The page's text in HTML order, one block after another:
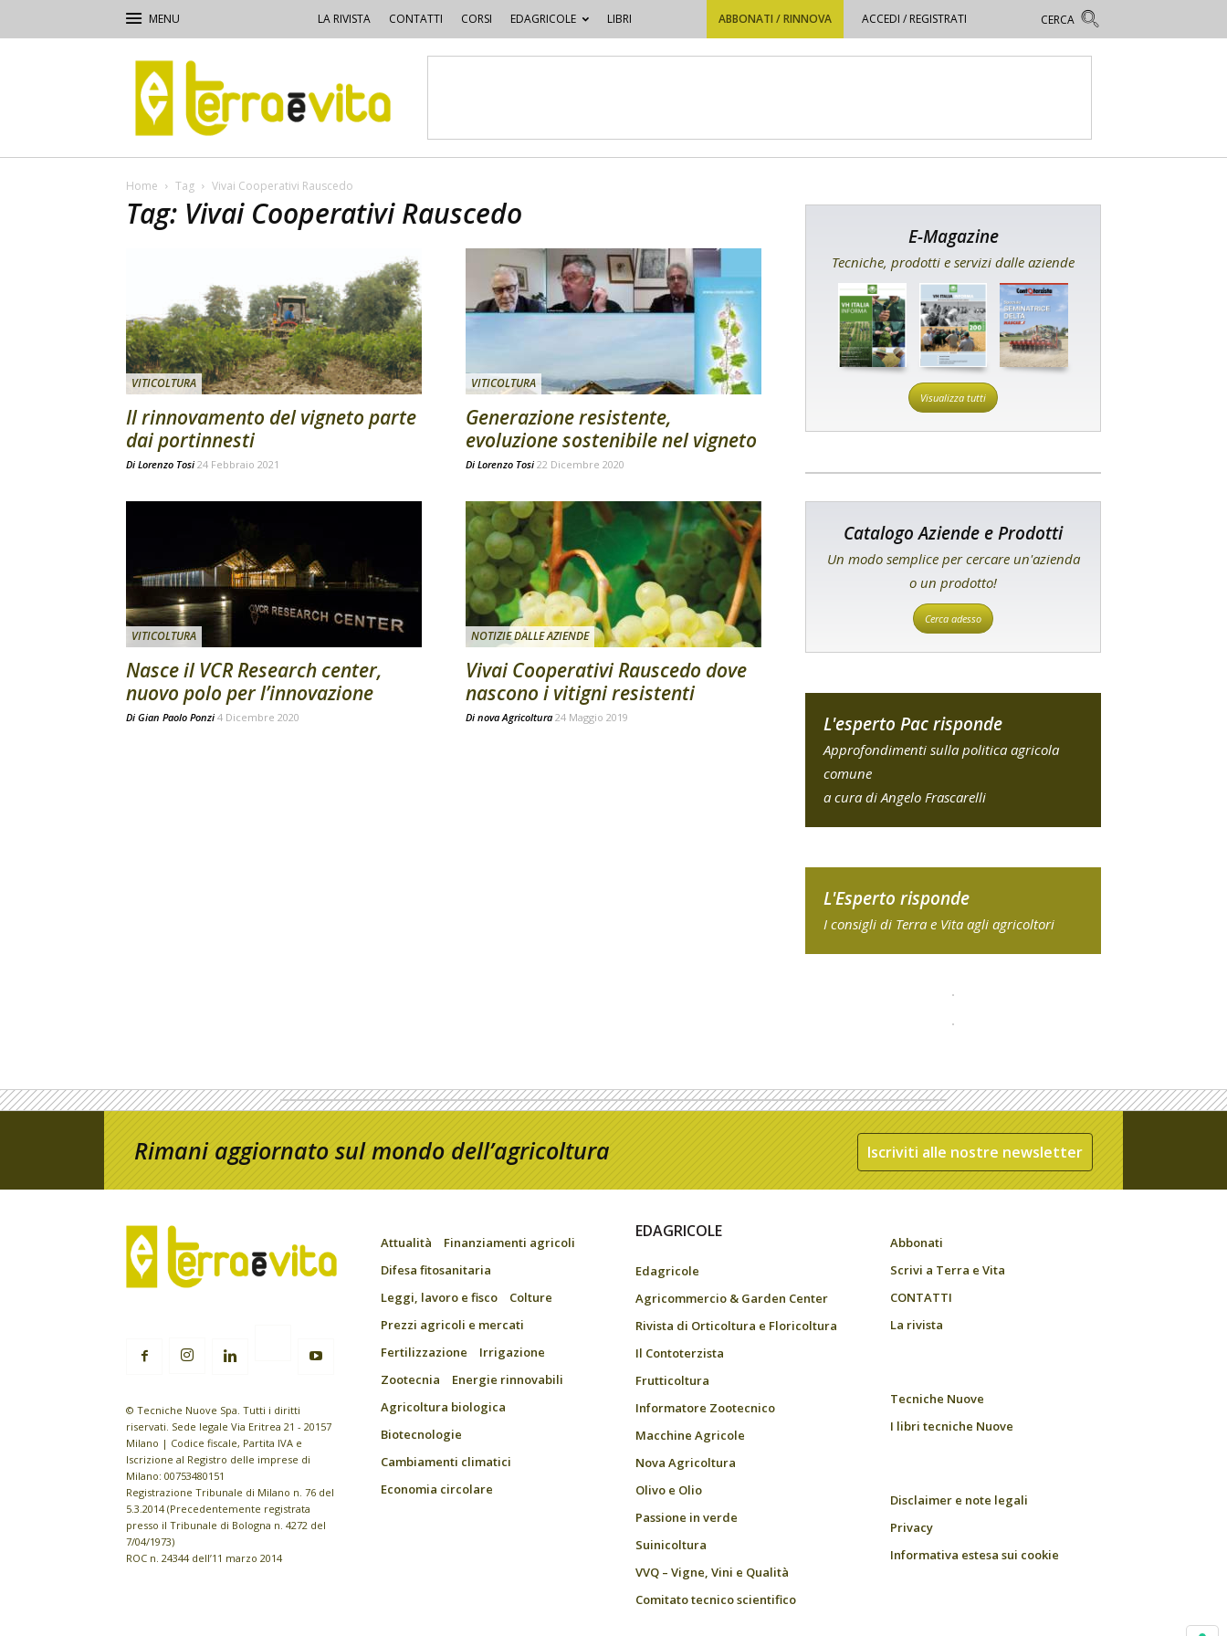
LA RIVISTA CONTATTI CORSI EDAGRICOLE LIBRI ABBONATI / RINNOVA ACCEDI / REGISTRATI
Terra
e
Vita
Home Tag Vivai Cooperativi Rauscedo
Tag: Vivai Cooperativi Rauscedo
VITICOLTURA
Il rinnovamento del vigneto parte
dai portinnesti
Di Lorenzo Tosi 24 Febbraio 2021
VITICOLTURA
Generazione resistente,
evoluzione sostenibile nel vigneto
Di Lorenzo Tosi 22 Dicembre 2020
VITICOLTURA
Nasce il VCR Research center,
nuovo polo per l’innovazione
Di Gian Paolo Ponzi 4 Dicembre 2020
NOTIZIE DALLE AZIENDE
Vivai Cooperativi Rauscedo dove
nascono i vitigni resistenti
Di nova Agricoltura 24 Maggio 2019
E-Magazine
Tecniche, prodotti e servizi dalle aziende
Visualizza tutti
Catalogo Aziende e Prodotti
Un modo semplice per cercare un'azienda
o un prodotto!
Cerca adesso
L'esperto Pac risponde
Approfondimenti sulla politica agricola
comune
a cura di Angelo Frascarelli
L'Esperto risponde
I consigli di Terra e Vita agli agricoltori
Rimani aggiornato sul mondo dell’agricoltura Iscriviti alle nostre newsletter
© Tecniche Nuove Spa. Tutti i diritti
riservati. Sede legale Via Eritrea 21 - 20157
Milano | Codice fiscale, Partita IVA e
Iscrizione al Registro delle imprese di
Milano: 00753480151
Registrazione Tribunale di Milano n. 76 del
5.3.2014 (Precedentemente registrata
presso il Tribunale di Bologna n. 4272 del
7/04/1973)
ROC n. 24344 dell’11 marzo 2014
Attualità
Finanziamenti agricoli
Difesa fitosanitaria
Leggi, lavoro e fisco
Colture
Prezzi agricoli e mercati
Fertilizzazione
Irrigazione
Zootecnia
Energie rinnovabili
Agricoltura biologica
Biotecnologie
Cambiamenti climatici
Economia circolare
EDAGRICOLE
Edagricole
Agricommercio & Garden Center
Rivista di Orticoltura e Floricoltura
Il Contoterzista
Frutticoltura
Informatore Zootecnico
Macchine Agricole
Nova Agricoltura
Olivo e Olio
Passione in verde
Suinicoltura
VVQ – Vigne, Vini e Qualità
Comitato tecnico scientifico
Abbonati
Scrivi a Terra e Vita
CONTATTI
La rivista
Tecniche Nuove
I libri tecniche Nuove
Disclaimer e note legali
Privacy
Informativa estesa sui cookie